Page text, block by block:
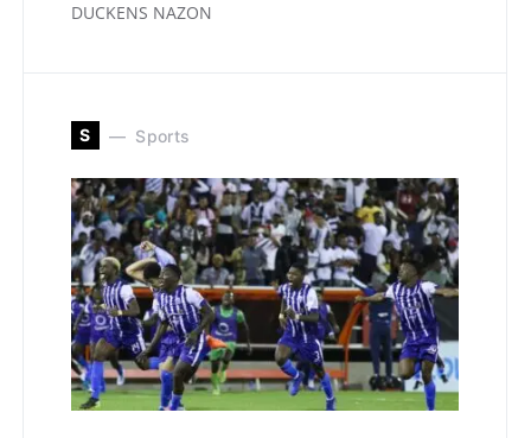
DUCKENS NAZON
S Sports